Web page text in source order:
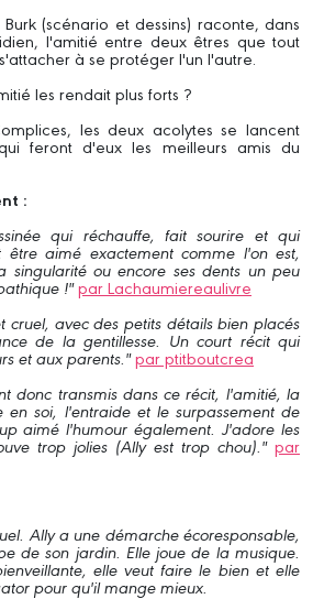
(scénario et dessins) raconte, dans
l'amitié entre deux êtres que tout
à se protéger l'un l'autre.
les rendait plus forts ?
les deux acolytes se lancent
feront d'eux les meilleurs amis du
:
qui réchauffe, fait sourire et qui
aimé exactement comme l'on est,
singularité ou encore ses dents un peu
!"par Lachaumiereaulivre
cruel, avec des petits détails bien placés
de la gentillesse. Un court récit qui
et aux parents."par ptitboutcrea
donc transmis dans ce récit, l'amitié, la
en soi, l'entraide et le surpassement de
aimé l'humour également. J'adore les
trop jolies (Ally est trop chou)." par
Ally a une démarche écoresponsable,
de son jardin. Elle joue de la musique.
elle veut faire le bien et elle
pour qu'il mange mieux.